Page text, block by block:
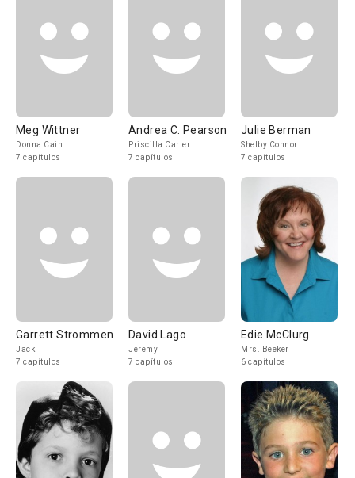
Meg Wittner
Donna Cain
7 capítulos
Andrea C. Pearson
Priscilla Carter
7 capítulos
Julie Berman
Shelby Connor
7 capítulos
Garrett Strommen
Jack
7 capítulos
David Lago
Jeremy
7 capítulos
Edie McClurg
Mrs. Beeker
6 capítulos